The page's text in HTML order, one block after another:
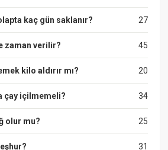
27
kaç gün saklanır?
45
zaman verilir?
20
kilo aldırır mı?
34
çay içilmemeli?
25
olur mu?
31